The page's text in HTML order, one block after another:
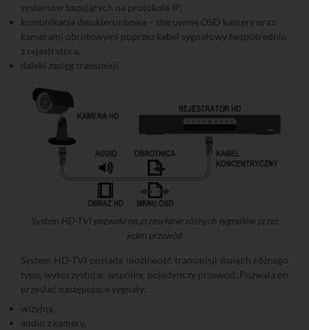
systemów bazujących na protokole IP,
komunikacja dwukierunkowa – sterownie OSD kamery oraz
kamerami obrotowymi poprzez kabel sygnałowy bezpośrednio
z rejestratora,
daleki zasięg transmisji.
System HD-TVI pozwala na przesyłanie różnych sygnałów przez
jeden przewód
System HD-TVI posiada możliwość transmisji danych różnego
typu, wykorzystując wspólny, pojedynczy przewód. Pozwala on
przesłać następujące sygnały:
wizyjny,
audio z kamery,